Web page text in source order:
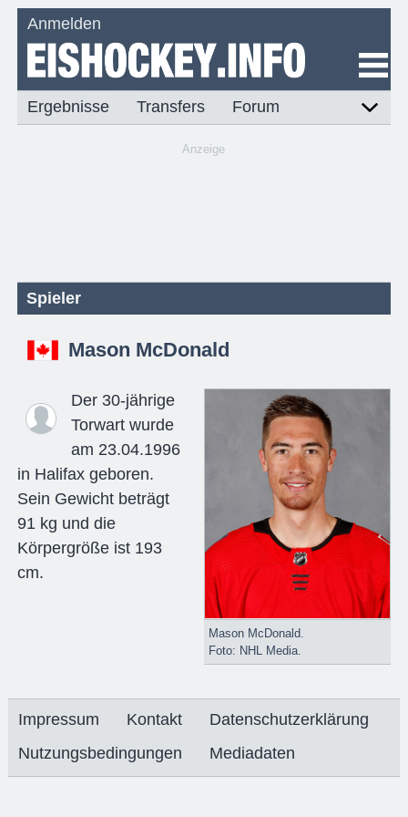
Anmelden
Ergebnisse Transfers Forum
Anzeige
Spieler
Mason McDonald
Mason McDonald.
Foto: NHL Media.
Der 30-jährige
Torwart wurde
am 23.04.1996
in Halifax geboren.
Sein Gewicht beträgt
91 kg und die
Körpergröße ist 193
cm.
Impressum Kontakt
Datenschutzerklärung
Nutzungsbedingungen
Mediadaten